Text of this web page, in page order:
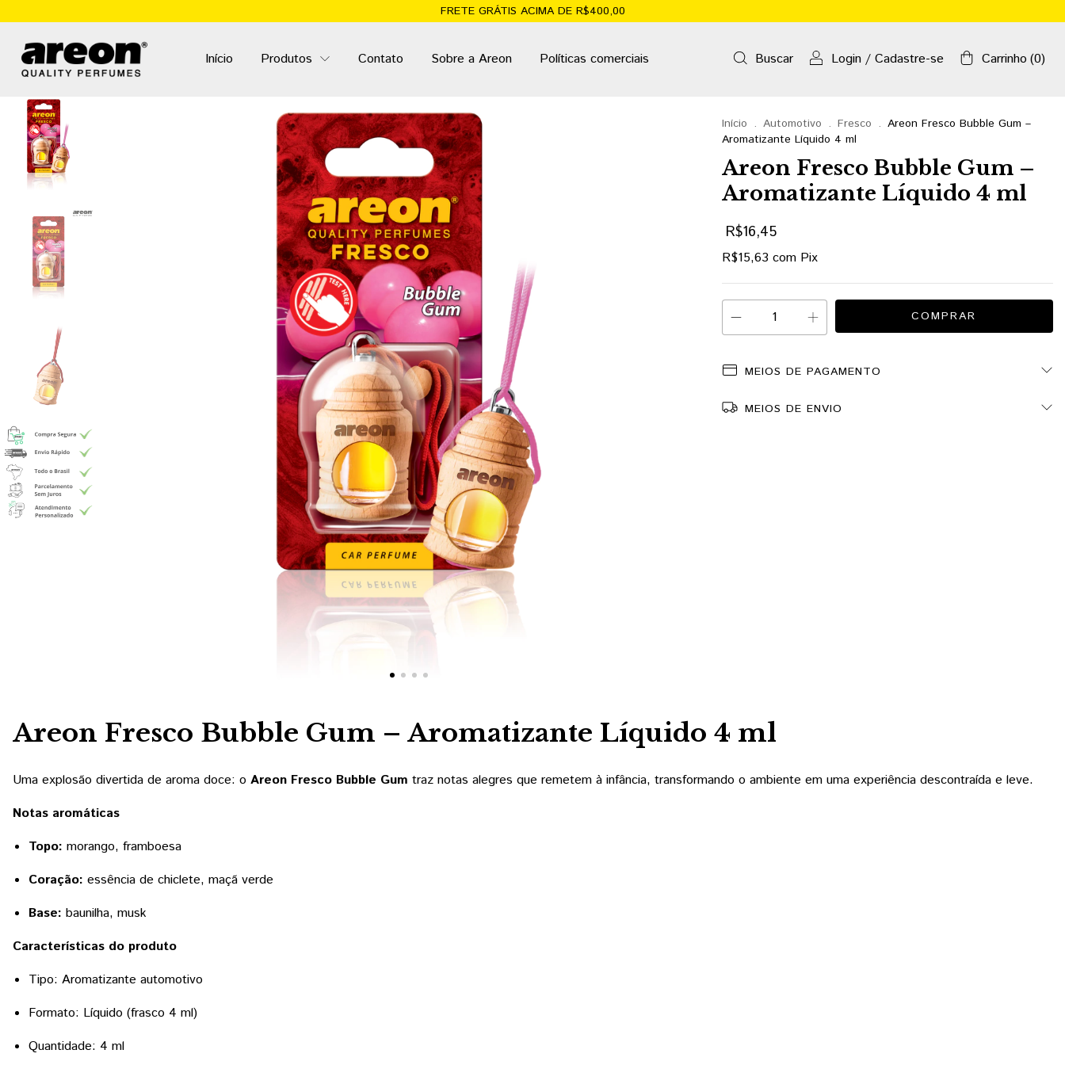
FRETE GRÁTIS ACIMA DE R$400,00
Início Produtos Contato Sobre a Areon Políticas comerciais Buscar Login / Cadastre-se Carrinho (0)
Início . Automotivo . Fresco . Areon Fresco Bubble Gum –
Aromatizante Líquido 4 ml
Areon Fresco Bubble Gum –
Aromatizante Líquido 4 ml
R$16,45
R$15,63 com Pix
MEIOS DE PAGAMENTO
MEIOS DE ENVIO
Areon Fresco Bubble Gum – Aromatizante Líquido 4 ml
Uma explosão divertida de aroma doce: o Areon Fresco Bubble Gum traz notas alegres que remetem à infância, transformando o ambiente em uma experiência descontraída e leve.
Notas aromáticas
Topo: morango, framboesa
Coração: essência de chiclete, maçã verde
Base: baunilha, musk
Características do produto
Tipo: Aromatizante automotivo
Formato: Líquido (frasco 4 ml)
Quantidade: 4 ml